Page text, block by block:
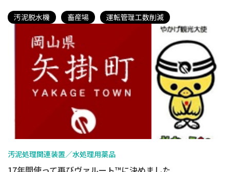
汚泥脱水機 畜産場 運転管理工数削減
汚泥処理関連装置／水処理用薬品